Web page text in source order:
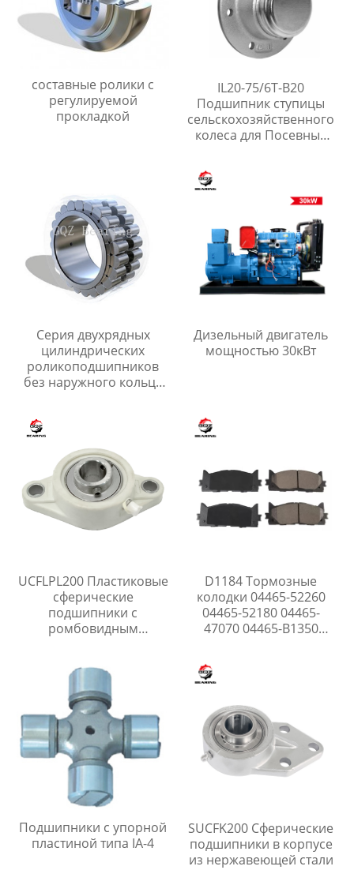
составные ролики с
регулируемой
прокладкой
IL20-75/6T-B20
Подшипник ступицы
сельскохозяйственного
колеса для Посевные
Серия двухрядных
цилиндрических
роликоподшипников
без наружного кольца
Дизельный двигатель
мощностью 30кВт
UCFLPL200 Пластиковые
сферические
подшипники с
ромбовидным
D1184 Тормозные
колодки 04465-52260
04465-52180 04465-
47070 04465-B1350
52320 04465-0W140
04465-47060 04465-
04465-47100 04465-
47090 04465-
47080 Compatible with
Toyoto
Подшипники с упорной
пластиной типа IA-4
SUCFK200 Сферические
подшипники в корпусе
из нержавеющей стали